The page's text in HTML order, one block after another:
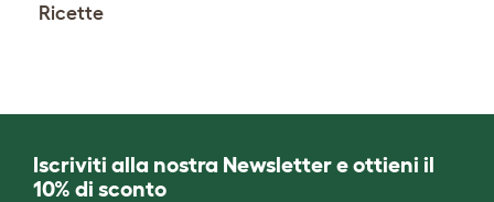
Ricette
Iscriviti alla nostra Newsletter e ottieni il
10% di sconto